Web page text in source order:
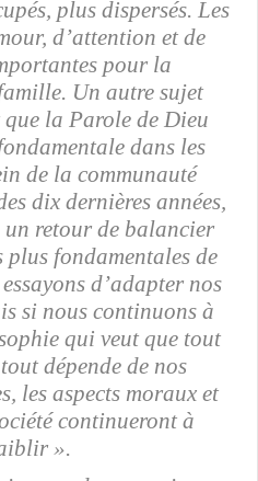
plus dispersés. Les
d’attention et de
pour la
Un autre sujet
la Parole de Dieu
dans les
de la communauté
dix dernières années,
un retour de balancier
plus fondamentales de
d’adapter nos
si nous continuons à
qui veut que tout
dépende de nos
les aspects moraux et
continueront à
».